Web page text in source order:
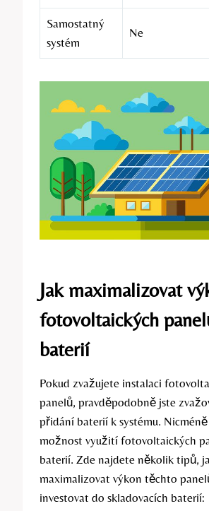
Samostatný
systém
Ne
Jak maximalizovat
fotovoltaických
baterií
Pokud zvažujete instalaci
panelů, pravděpodobně jste
přidání baterií k systému.
možnost využití fotovoltaických
baterií. Zde najdete několik tipů,
maximalizovat výkon těchto
investovat do skladovacích baterií: